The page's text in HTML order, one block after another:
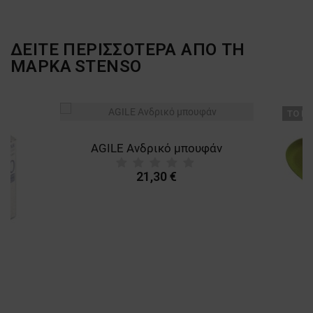
ΔΕΙΤΕ ΠΕΡΙΣΣΟΤΕΡΑ ΑΠΟ ΤΗ
ΜΑΡΚΑ STENSO
AGILE Ανδρικό μπουφάν
21,30 €